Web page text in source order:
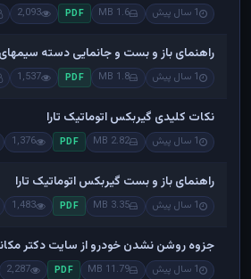
1 سال پیش 1.6 MB
PDF
2,093
راهنمای باز و بست و جانمایی دسته سیمهای
1 سال پیش 1.8 MB
PDF
1,537
نکات کلیدی گیربکس اتوماتیک تارا
1 سال پیش 2.82 MB
PDF
1,376
راهنمای باز و بست گیربکس اتوماتیک تارا
1 سال پیش 3.35 MB
PDF
1,483
جزوه روشن نشدن خودرو از سایت دکتر
1 سال پیش 11.79 MB
PDF
2,287